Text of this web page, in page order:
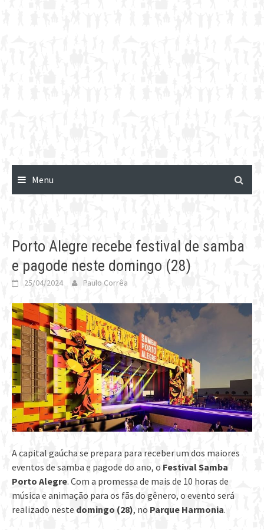
Menu
Porto Alegre recebe festival de samba
e pagode neste domingo (28)
25/04/2024 Paulo Corrêa
A capital gaúcha se prepara para receber um dos maiores
eventos de samba e pagode do ano, o Festival Samba
Porto Alegre. Com a promessa de mais de 10 horas de
música e animação para os fãs do gênero, o evento será
realizado neste domingo (28), no Parque Harmonia.